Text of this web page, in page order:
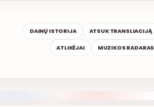
DAINŲ ISTORIJA ATSUK TRANSLIACIJĄ
ATLIKĖJAI MUZIKOS RADARAS